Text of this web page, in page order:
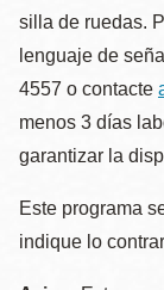
silla de ruedas.
lenguaje de
4557 o contacte
menos 3 días
garantizar la
Este programa
indique lo